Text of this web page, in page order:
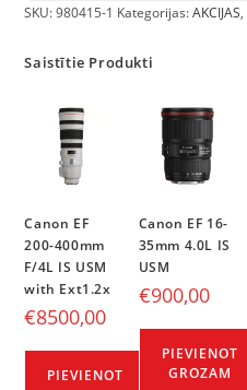
SKU:980415-1 Kategorijas:AKCIJAS,
Saistītie Produkti
Canon EF
200-400mm
F/4L IS USM
with Ext1.2x
€8500,00
PIEVIENOT
Canon EF 16-
35mm 4.0L IS
USM
€900,00
PIEVIENOT
GROZAM